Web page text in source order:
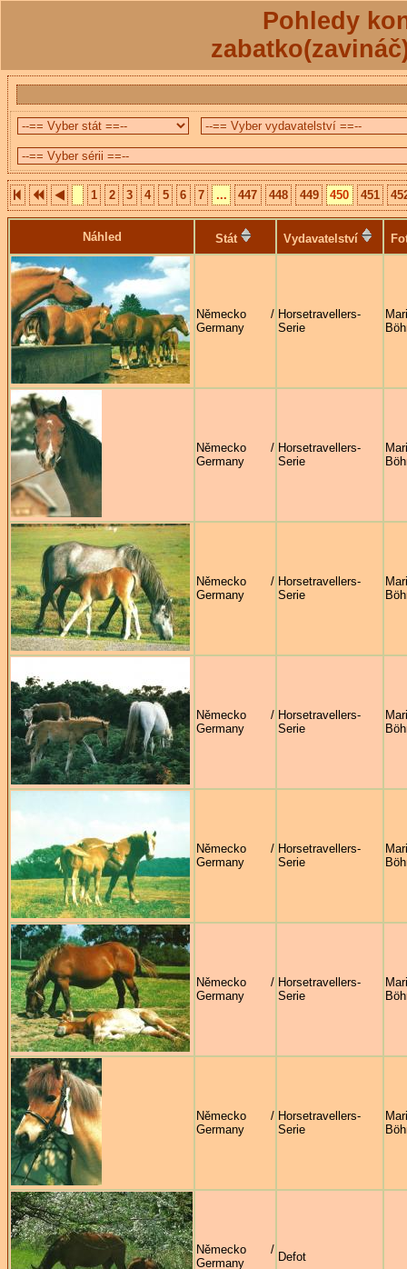
Pohledy
1 2 3 4 5 6 7 ... 447 448 449 450 451
Náhled Stát Vydavatelství
Německo /
Germany
Horsetravellers-
Serie
Německo /
Germany
Horsetravellers-
Serie
Německo /
Germany
Horsetravellers-
Serie
Německo /
Germany
Horsetravellers-
Serie
Německo /
Germany
Horsetravellers-
Serie
Německo /
Germany
Horsetravellers-
Serie
Německo /
Germany
Horsetravellers-
Serie
Německo /
Germany
Defot